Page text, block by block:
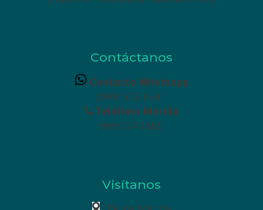
Contáctanos
Contacto Whatsapp
(999) 505 8541
Teléfono Mérida
999 574 1885
Visítanos